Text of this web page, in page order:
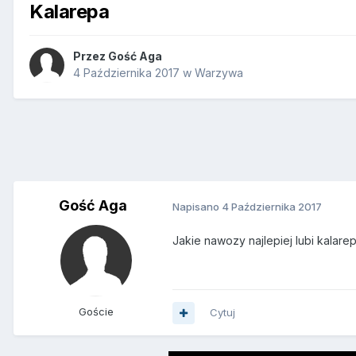
Kalarepa
Przez Gość Aga
4 Października 2017 w Warzywa
Gość Aga
Goście
Napisano 4 Października 2017
Jakie nawozy najlepiej lubi
Cytuj